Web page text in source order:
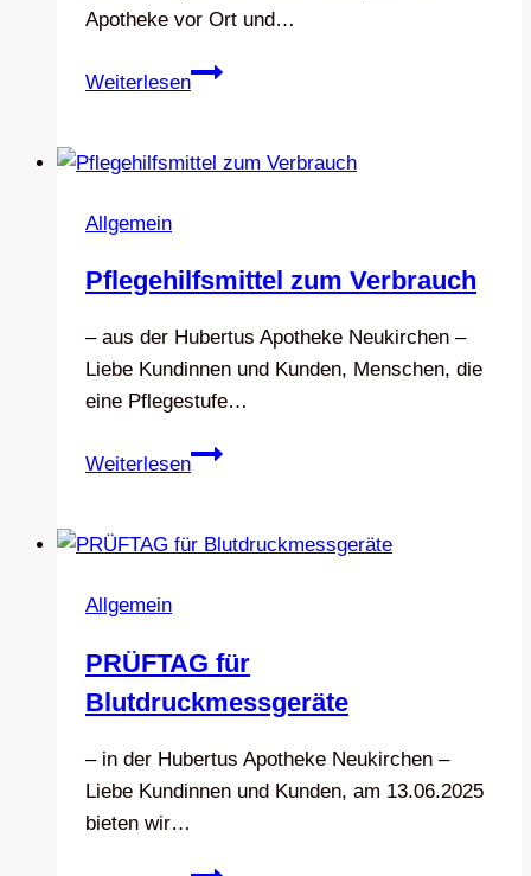
Apotheke vor Ort und…
Weiterlesen
„Für
der
sind
dabei!
Allgemein
Pflegehilfsmittel zum Verbrauch
– aus der Hubertus Apotheke Neukirchen –
Liebe Kundinnen und Kunden, Menschen, die
eine Pflegestufe…
Weiterlesen
Pflegehilfsmittel
Allgemein
PRÜFTAG für
Blutdruckmessgeräte
– in der Hubertus Apotheke Neukirchen –
Liebe Kundinnen und Kunden, am 13.06.2025
bieten wir…